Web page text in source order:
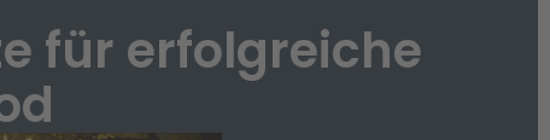
für erfolgreiche